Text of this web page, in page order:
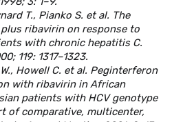
T., Pianko S. et al. The
ribavirin on response to
with chronic hepatitis C.
119: 1317–1323.
Howell C. et al. Peginterferon
with ribavirin in African
patients with HCV genotype
of comparative, multicenter,